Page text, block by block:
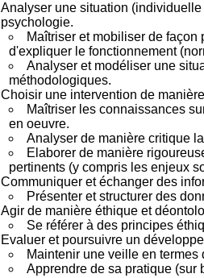
Analyser une situation
psychologie.
Maîtriser et mobiliser de
d'expliquer le fonctionnement
Analyser et modéliser une
méthodologiques.
Choisir une intervention de
Maîtriser les connaissances
en oeuvre.
Analyser de manière critique
Elaborer de manière
pertinents (y compris les enjeux
Communiquer et échanger des
Présenter et structurer des
Agir de manière éthique et
Se référer à des principes
Evaluer et poursuivre un
Maintenir une veille en
Apprendre de sa pratique (sur